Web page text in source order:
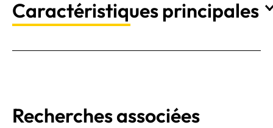
Caractéristiques principales
Recherches associées